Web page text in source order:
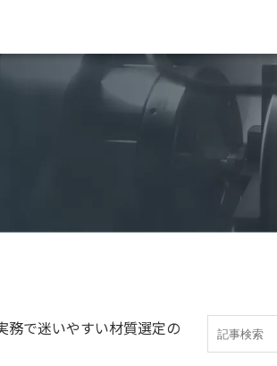
務で迷いやすい材質選定の